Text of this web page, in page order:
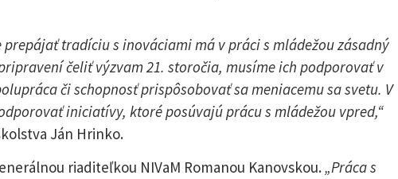
prepájať tradíciu s inováciami má v práci s mládežou zásadný
čeliť výzvam 21. storočia, musíme ich podporovať v
či schopnosť prispôsobovať sa meniacemu sa svetu. V
iniciatívy, ktoré posúvajú prácu s mládežou vpred,“
Ján Hrinko.
riaditeľkou NIVaM Romanou Kanovskou.„Práca s